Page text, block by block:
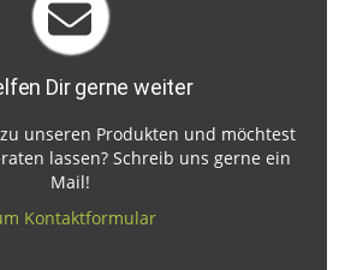
Dir gerne weiter
unseren Produkten und möchtest
lassen? Schreib uns gerne ein
Mail!
Kontaktformular